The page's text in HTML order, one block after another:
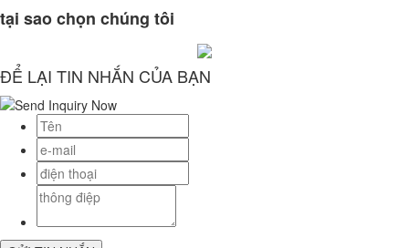
tại sao chọn chúng tôi
ĐỂ LẠI TIN NHẮN CỦA BẠN